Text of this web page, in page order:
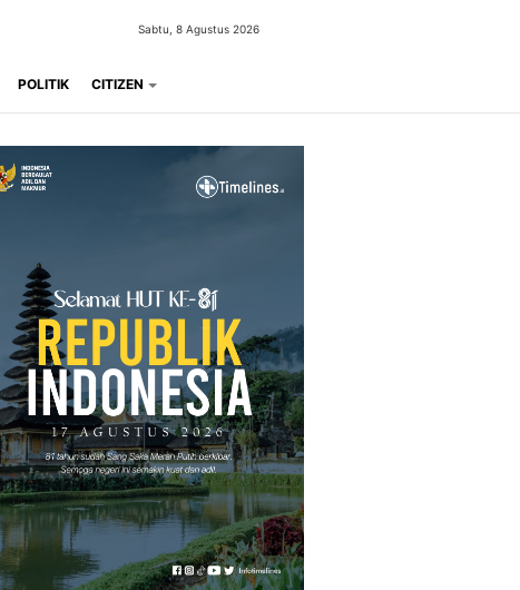
Sabtu, 8 Agustus 2026
POLITIK CITIZEN